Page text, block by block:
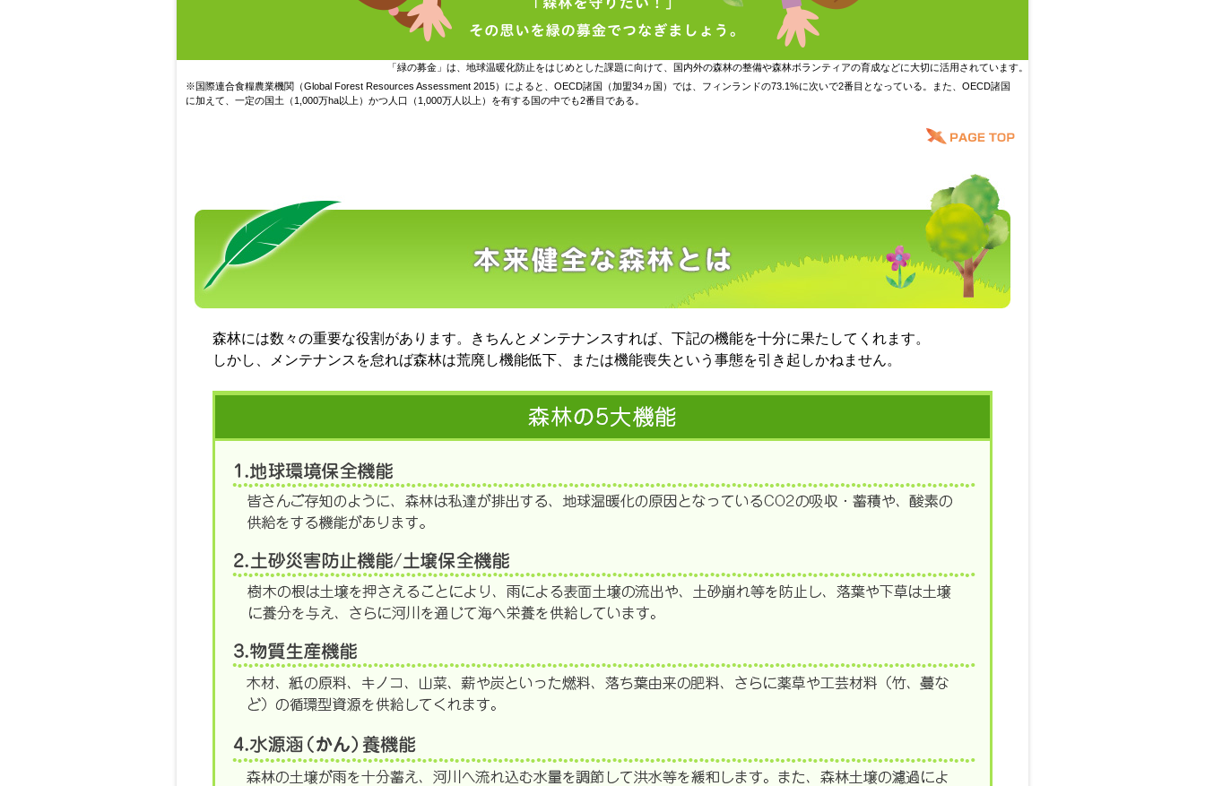
「緑の募金」は、地球温暖化防止をはじめとした課題に向けて、国内外の森林の整備や森林ボランティアの育成などに大切に活用されています。
※国際連合食糧農業機関（Global Forest Resources Assessment 2015）によると、OECD諸国（加盟34ヵ国）では、フィンランドの73.1%に次いで2番目となっている。また、OECD諸国
に加えて、一定の国土（1,000万ha以上）かつ人口（1,000万人以上）を有する国の中でも2番目である。
森林には数々の重要な役割があります。きちんとメンテナンスすれば、下記の機能を十分に果たしてくれます。
しかし、メンテナンスを怠れば森林は荒廃し機能低下、または機能喪失という事態を引き起しかねません。